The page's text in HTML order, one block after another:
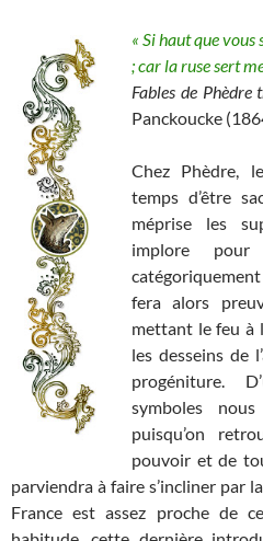
« Si haut que vous
; car la ruse sert
Fables de Phèdre
Panckoucke
Chez Phèdre,
temps d’être
méprise les
implore pour
fera alors
mettant le feu à
les desseins de
progéniture.
symboles
puisqu’on
pouvoir et de
parviendra à faire s’incliner par
France est assez proche de